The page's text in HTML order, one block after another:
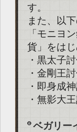
す。
また、以
「モニヨ
貨」をは
・黒太子
・金剛王
・即身成
・無影大
ベガリー